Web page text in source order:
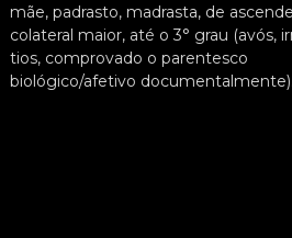
mãe, padrasto, madrasta, de
colateral maior, até o 3° grau (avós,
tios, comprovado o parentesco
biológico/afetivo documentalmente).